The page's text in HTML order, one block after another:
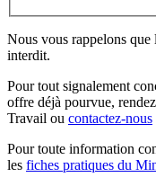
Nous vous rappelons que
interdit.
Pour tout signalement
offre déjà pourvue,
Travail ou contactez-nous
Pour toute information
les fiches pratiques du